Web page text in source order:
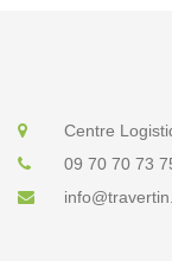
Centre
09 70 70 73